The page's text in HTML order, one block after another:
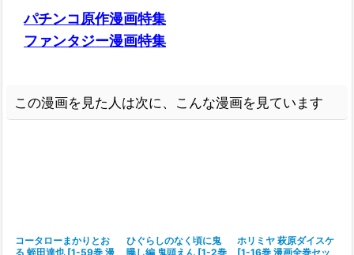
パチンコ原作漫画特集
ファンタジー漫画特集
この漫画を見た人は次に、こんな漫画を見ています
コータローまかりとお
る 蛭田達也 [1-59巻 漫
ひぐらしのなく頃に鬼
曝し編 鬼頭えん [1-2巻
ホリミヤ 萩原ダイスケ
[1-16巻 漫画全巻セッ